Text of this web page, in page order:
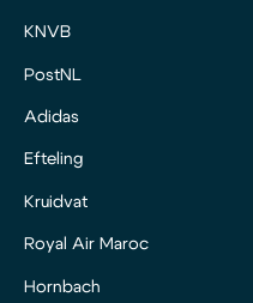
KNVB
PostNL
Adidas
Efteling
Kruidvat
Royal Air Maroc
Hornbach